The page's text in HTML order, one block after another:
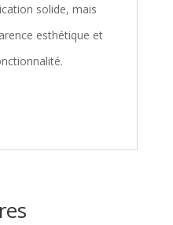
solide, mais
esthétique et